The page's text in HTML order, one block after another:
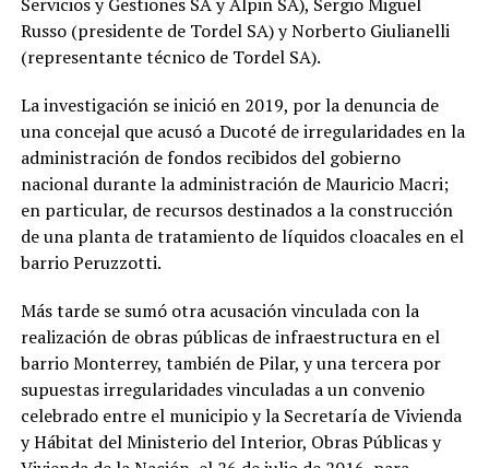
Russo (presidente de Tordel SA) y Norberto Giulianelli
(representante técnico de Tordel SA).
La investigación se inició en 2019, por la denuncia de
una concejal que acusó a Ducoté de irregularidades en la
administración de fondos recibidos del gobierno
nacional durante la administración de Mauricio Macri;
en particular, de recursos destinados a la construcción
de una planta de tratamiento de líquidos cloacales en el
barrio Peruzzotti.
Más tarde se sumó otra acusación vinculada con la
realización de obras públicas de infraestructura en el
barrio Monterrey, también de Pilar, y una tercera por
supuestas irregularidades vinculadas a un convenio
celebrado entre el municipio y la Secretaría de Vivienda
y Hábitat del Ministerio del Interior, Obras Públicas y